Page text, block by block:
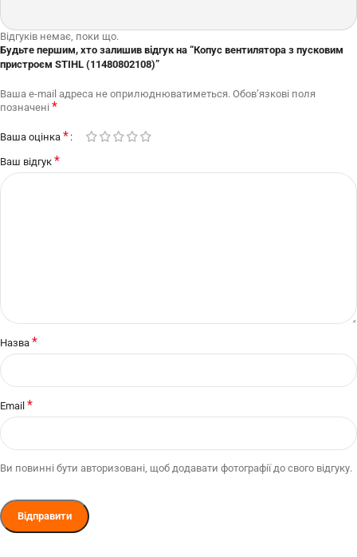
Відгуків немає, поки що.
Будьте першим, хто залишив відгук на “Копус вентилятора з пусковим
пристроєм STIHL (11480802108)”
Ваша e-mail адреса не оприлюднюватиметься. Обов’язкові поля
позначені *
Ваша оцінка *
Ваш відгук *
Назва *
Email *
Ви повинні бути авторизовані, щоб додавати фотографії до свого відгуку.